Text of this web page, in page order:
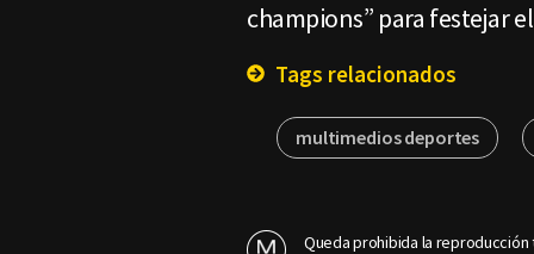
champions” para festejar
Tags relacionados
multimedios deportes
Queda prohibida la